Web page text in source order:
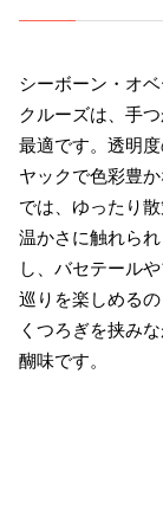
シーボーン・オ
クルーズは、手
最適です。透明
ヤックで色彩豊
では、ゆったり
温かさに触れら
し、バセテール
巡りを楽しめる
くつろぎを挟み
醐味です。